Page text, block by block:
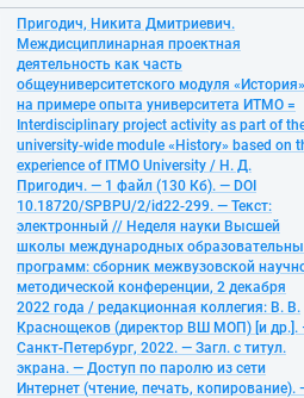
Пригодич, Никита Дмитриевич.
Междисциплинарная проектная
деятельность как часть
общеуниверситетского модуля «История»
на примере опыта университета ИТМО =
Interdisciplinary project activity as part of
university-wide module «History» based on
experience of ITMO University / Н. Д.
Пригодич. — 1 файл (130 Кб). — DOI
10.18720/SPBPU/2/id22-299. — Текст:
электронный // Неделя науки Высшей
школы международных
программ: сборник межвузовской
методической конференции, 2 декабря
2022 года / редакционная коллегия: В. В.
Краснощеков (директор ВШ МОП) [и др.].
Санкт-Петербург, 2022. — Загл. с титул.
экрана. — Доступ по паролю из сети
Интернет (чтение, печать, копирование).